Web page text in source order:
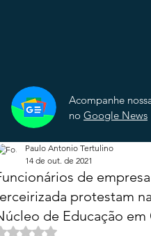
Acompanhe
no Google News
de empresa
protestam
de Educação em
Paulo Antonio Tertulino
14 de out. de 2021
Avaliado com NaN de 5